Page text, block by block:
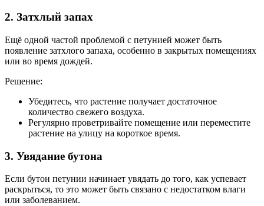
2. Затхлый запах
Ещё одной частой проблемой с петунией может быть
появление затхлого запаха, особенно в закрытых помещениях
или во время дождей.
Решение:
Убедитесь, что растение получает достаточное
количество свежего воздуха.
Регулярно проветривайте помещение или переместите
растение на улицу на короткое время.
3. Увядание бутона
Если бутон петунии начинает увядать до того, как успевает
раскрыться, то это может быть связано с недостатком влаги
или заболеванием.